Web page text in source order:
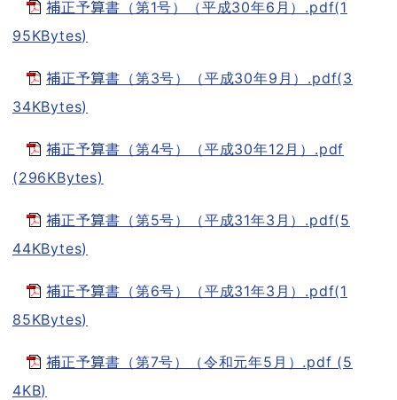
補正予算書（第1号）（平成30年6月）.pdf(1
95KBytes)
補正予算書（第3号）（平成30年9月）.pdf(3
34KBytes)
補正予算書（第4号）（平成30年12月）.pdf
(296KBytes)
補正予算書（第5号）（平成31年3月）.pdf(5
44KBytes)
補正予算書（第6号）（平成31年3月）.pdf(1
85KBytes)
補正予算書（第7号）（令和元年5月）.pdf (5
4KB)